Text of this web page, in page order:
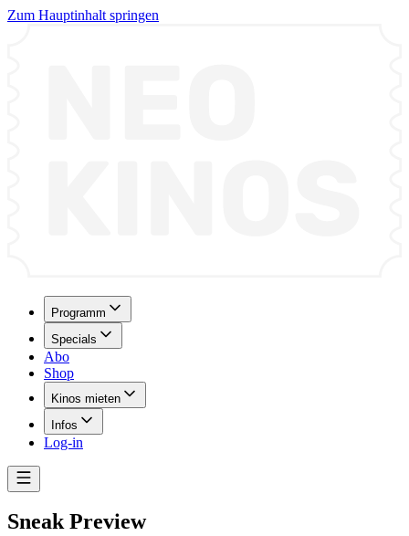
Zum Hauptinhalt springen
Programm
Specials
Abo
Shop
Kinos mieten
Infos
Log-in
Sneak Preview